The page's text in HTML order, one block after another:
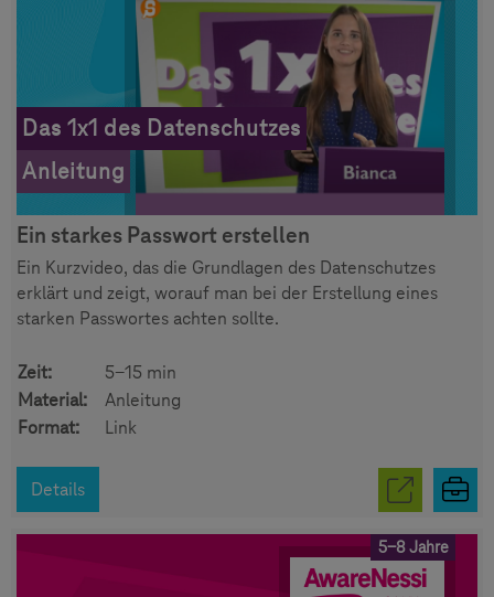
Das 1x1 des Datenschutzes
Anleitung
Ein starkes Passwort erstellen
Ein Kurzvideo, das die Grundlagen des Datenschutzes
erklärt und zeigt, worauf man bei der Erstellung eines
starken Passwortes achten sollte.
Zeit:
5-15 min
Material:
Anleitung
Format:
Link
Details
5-8 Jahre